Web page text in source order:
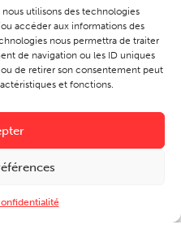
utilisons des technologies
accéder aux informations des
nous permettra de traiter
de navigation ou les ID uniques
de retirer son consentement peut
et fonctions.